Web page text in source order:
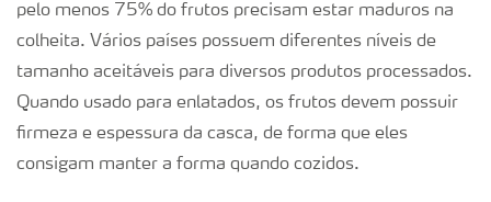
pelo menos 75% do frutos precisam estar maduros na
colheita. Vários países possuem diferentes níveis de
tamanho aceitáveis para diversos produtos processados.
Quando usado para enlatados, os frutos devem possuir
firmeza e espessura da casca, de forma que eles
consigam manter a forma quando cozidos.